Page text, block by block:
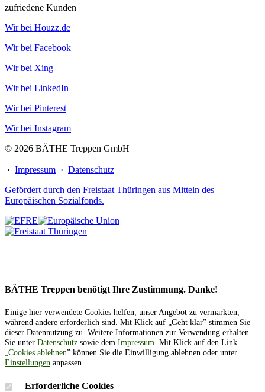
zufriedene Kunden
Wir bei Houzz.de
Wir bei Facebook
Wir bei Xing
Wir bei LinkedIn
Wir bei Pinterest
Wir bei Instagram
© 2026 BÄTHE Treppen GmbH
· Impressum · Datenschutz
Gefördert durch den Freistaat Thüringen aus Mitteln des
Europäischen Sozialfonds.
BÄTHE Treppen benötigt Ihre Zustimmung. Danke!
Einige hier verwendete Cookies helfen, unser Angebot zu vermarkten,
während andere erforderlich sind. Mit Klick auf „Geht klar” stimmen Sie
dieser Datennutzung zu. Weitere Informationen zur Verwendung erhalten
Sie unter Datenschutz sowie dem Impressum. Mit Klick auf den Link
„Cookies ablehnen” können Sie die Einwilligung ablehnen oder unter
Einstellungen anpassen.
Erforderliche Cookies